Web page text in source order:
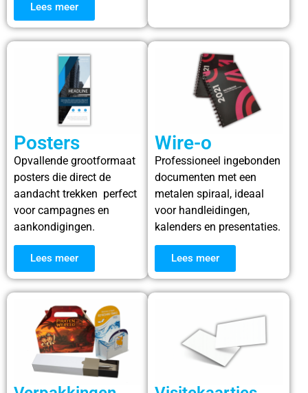
Lees meer
Posters​
Opvallende grootformaat
posters die direct de
aandacht trekken perfect
voor campagnes en
aankondigingen.
Lees meer
Wire-o
Professioneel ingebonden
documenten met een
metalen spiraal, ideaal
voor handleidingen,
kalenders en presentaties.
Lees meer